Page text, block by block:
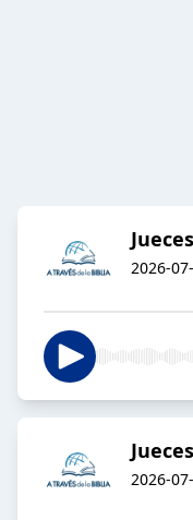
2026-
2026-